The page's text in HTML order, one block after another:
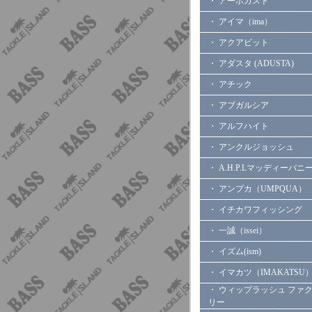
・ アイマ（ima）
・ アクアビット
・ アダスタ (ADUSTA)
・ アチック
・ アブガルシア
・ アルフハイト
・ アンクルジョッシュ
・ A.H.P.Lマッディーバニー
・ アンプカ（UMPQUA）
・ イチカワフィッシング
・ 一誠（issei）
・ イズム(ism)
・ イマカツ（IMAKATSU）
・ ウィップラッシュ ファ
リー